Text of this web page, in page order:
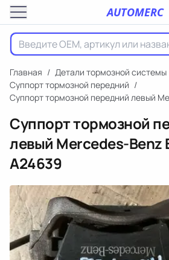
AUTOMERC
Главная / Детали тормозной системы
Суппорт тормозной передний /
Суппорт тормозной передний левый
Суппорт тормозной
левый Mercedes-Benz
A24639